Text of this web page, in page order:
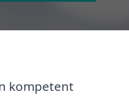
kompetent